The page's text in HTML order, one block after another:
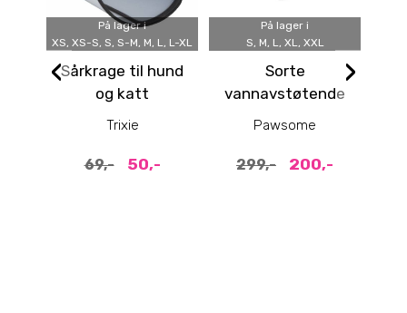
På lager i
XS, XS-S, S, S-M, M, L, L-XL
Sårkrage til hund
og katt
Trixie
69,- 50,-
På lager i
S, M, L, XL, XXL
Sorte
vannavstøtende
hundesko med
Pawsome
299,- 200,-
‹ ›